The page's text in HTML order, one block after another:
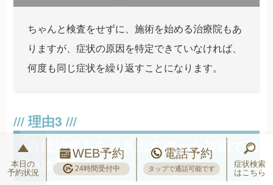
ちゃんと検査をせずに、施術を始める治療院もあ
りますが、症状の原因を特定できていなければ、
何度も同じ症状を繰り返すことになります。
自然治癒力を引き出す確かな技術で高
い改善率を実現
本日の
予約状況
WEB予約
24時間受付中
電話予約
タップで通話可能です
症状検索
はこちら